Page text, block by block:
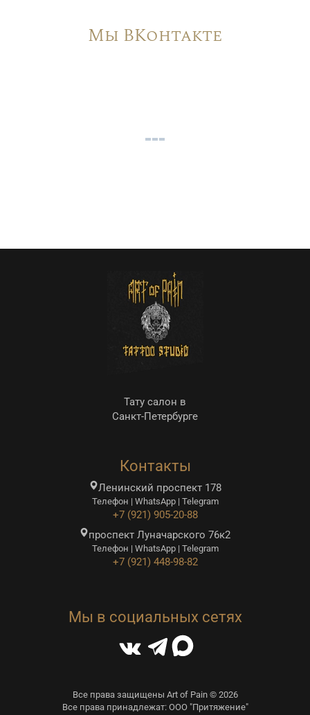
Мы ВКонтакте
Тату салон в
Санкт-Петербурге
Контакты
Ленинский проспект 178
Телефон | WhatsApp | Telegram
+7 (921) 905-20-88
проспект Луначарского 76к2
Телефон | WhatsApp | Telegram
+7 (921) 448-98-82
Мы в социальных сетях
Все права защищены Art of Pain © 2026
Все права принадлежат: ООО "Притяжение"